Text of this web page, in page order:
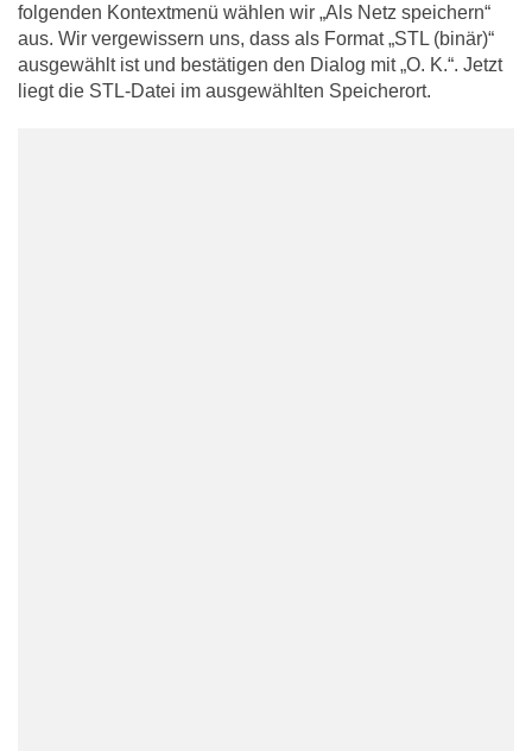
folgenden Kontextmenü wählen wir „Als Netz speichern“
aus. Wir vergewissern uns, dass als Format „STL (binär)“
ausgewählt ist und bestätigen den Dialog mit „O. K.“. Jetzt
liegt die STL-Datei im ausgewählten Speicherort.